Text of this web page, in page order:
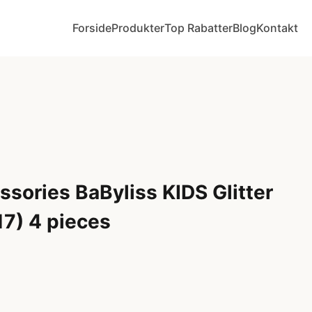
ForsideProdukterTop RabatterBlogKontakt
BaByliss KIDS Glitter
4 pieces